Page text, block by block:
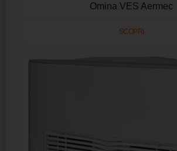
Omina VES Aermec
SCOPRI